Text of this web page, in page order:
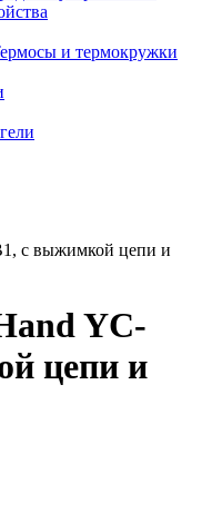
и термокружки
с выжимкой цепи и
YC-
цепи и